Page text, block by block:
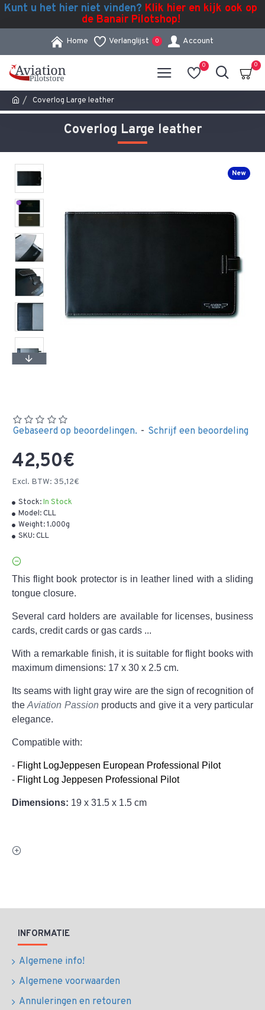
Kunt u het hier niet vinden? Klik hier en kijk ook op
de Banair Pilotshop!
Home Verlanglijst 0 Account
0 0
Coverlog Large leather
Coverlog Large leather
New
Stock:In Stock
Model:CLL
Weight:1.000g
SKU:CLL
Gebaseerd op beoordelingen. - Schrijf een beoordeling
42,50€
Excl. BTW: 35,12€
This flight book protector is in leather lined with a sliding
tongue closure.
Several card holders are available for licenses, business
cards, credit cards or gas cards ...
With a remarkable finish, it is suitable for flight books with
maximum dimensions: 17 x 30 x 2.5 cm.
Its seams with light gray wire are the sign of recognition of
theAviation Passionproductsand give it a very particular
elegance.
Compatible with:
- Flight LogJeppesen European Professional Pilot
- Flight Log Jeppesen Professional Pilot
Dimensions: 19 x 31.5 x 1.5 cm
INFORMATIE
Algemene info!
Algemene voorwaarden
Annuleringen en retouren